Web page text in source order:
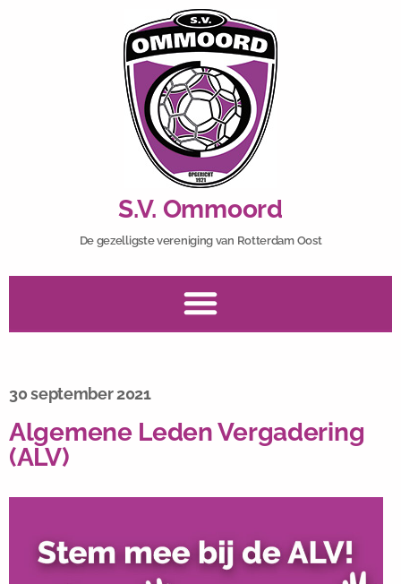
S.V. Ommoord
De gezelligste vereniging van Rotterdam Oost
30 september 2021
Algemene Leden Vergadering
(ALV)